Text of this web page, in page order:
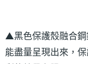
▲黑色保護殼融合鋼
能盡量呈現出來，